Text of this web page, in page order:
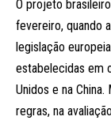
O projeto
fevereiro, quando
legislação
estabelecidas em
Unidos e na
regras, na